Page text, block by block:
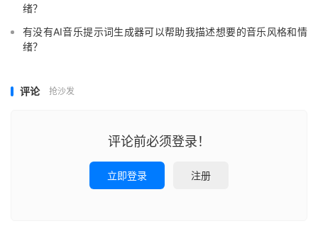
绪？
有没有AI音乐提示词生成器可以帮助我描述想要的音乐风格和情
绪？
评论 抢沙发
评论前必须登录！
立即登录 注册